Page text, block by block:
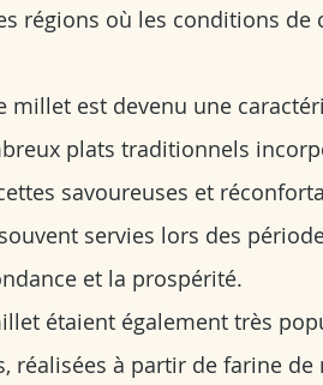
régions où les conditions
millet est devenu une
plats traditionnels
savoureuses et
servies lors des
et la prospérité.
étaient également très
réalisées à partir de farine